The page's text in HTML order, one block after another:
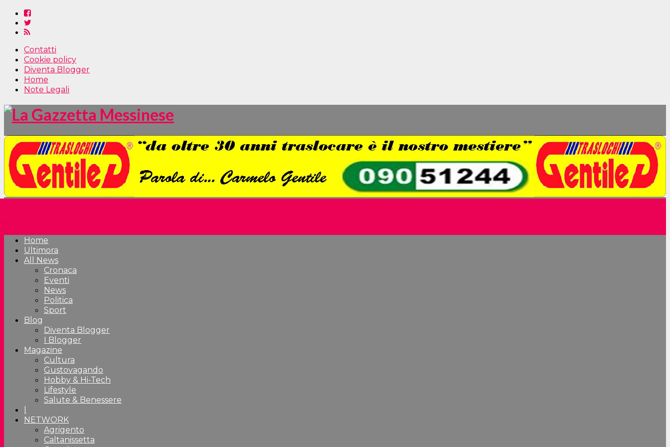
Contatti
Cookie policy
Diventa Blogger
Home
Note Legali
Home
Ultimora
All News
Cronaca
Eventi
News
Politica
Sport
Blog
Diventa Blogger
I Blogger
Magazine
Cultura
Gustovagando
Hobby & Hi-Tech
Lifestyle
Salute & Benessere
NETWORK
Agrigento
Caltanissetta